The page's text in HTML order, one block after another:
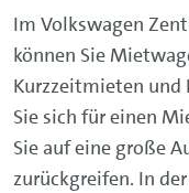
Im Volkswagen
können Sie
Kurzzeitmieten und
Sie sich für einen
Sie auf eine große
zurückgreifen. In